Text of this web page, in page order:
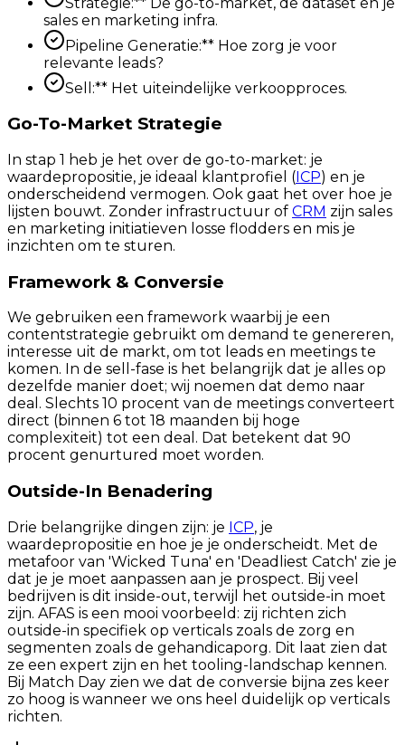
sales en marketing infra.
Pipeline Generatie:** Hoe zorg je voor
relevante leads?
Sell:** Het uiteindelijke verkoopproces.
Go-To-Market Strategie
In stap 1 heb je het over de go-to-market: je
waardepropositie, je ideaal klantprofiel (ICP) en je
onderscheidend vermogen. Ook gaat het over hoe je
lijsten bouwt. Zonder infrastructuur of CRM zijn sales
en marketing initiatieven losse flodders en mis je
inzichten om te sturen.
Framework & Conversie
We gebruiken een framework waarbij je een
contentstrategie gebruikt om demand te genereren,
interesse uit de markt, om tot leads en meetings te
komen. In de sell-fase is het belangrijk dat je alles op
dezelfde manier doet; wij noemen dat demo naar
deal. Slechts 10 procent van de meetings converteert
direct (binnen 6 tot 18 maanden bij hoge
complexiteit) tot een deal. Dat betekent dat 90
procent genurtured moet worden.
Outside-In Benadering
Drie belangrijke dingen zijn: je ICP, je
waardepropositie en hoe je je onderscheidt. Met de
metafoor van 'Wicked Tuna' en 'Deadliest Catch' zie je
dat je je moet aanpassen aan je prospect. Bij veel
bedrijven is dit inside-out, terwijl het outside-in moet
zijn. AFAS is een mooi voorbeeld: zij richten zich
outside-in specifiek op verticals zoals de zorg en
segmenten zoals de gehandicaporg. Dit laat zien dat
ze een expert zijn en het tooling-landschap kennen.
Bij Match Day zien we dat de conversie bijna zes keer
zo hoog is wanneer we ons heel duidelijk op verticals
richten.